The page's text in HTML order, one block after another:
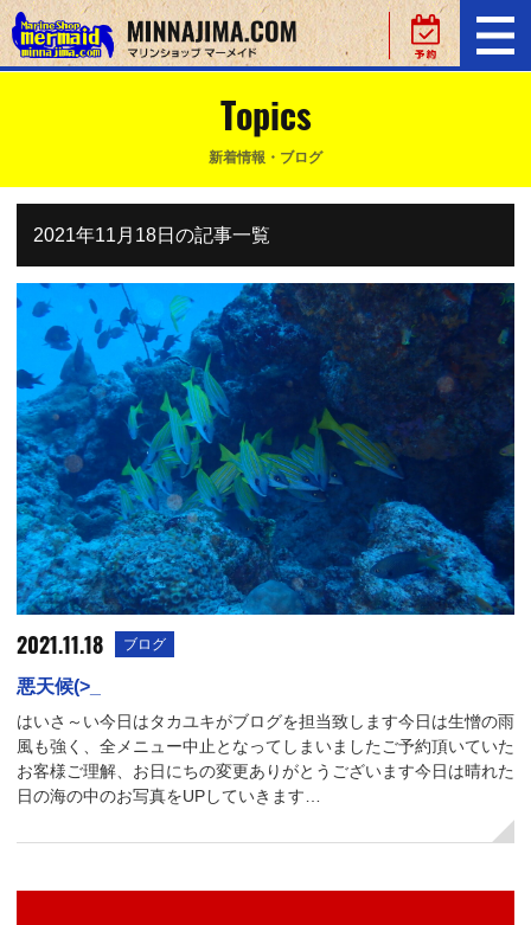
Topics
新着情報・ブログ
2021年11月18日の記事一覧
2021.11.18 ブログ
悪天候(>_
はいさ～い今日はタカユキがブログを担当致します今日は生憎の雨
風も強く、全メニュー中止となってしまいましたご予約頂いていた
お客様ご理解、お日にちの変更ありがとうございます今日は晴れた
日の海の中のお写真をUPしていきます…